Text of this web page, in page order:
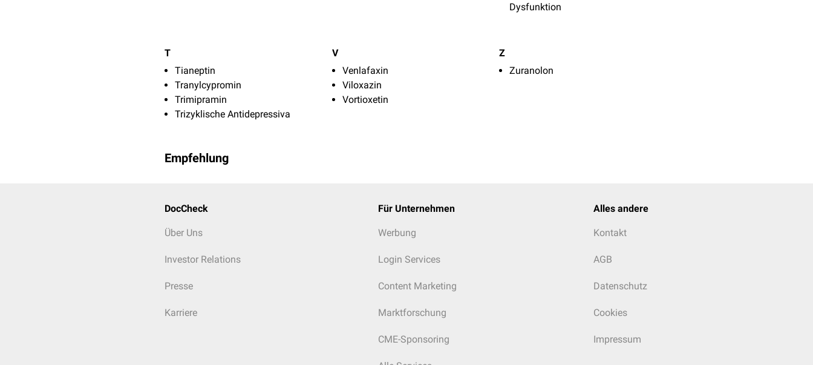
Dysfunktion
T
Tianeptin
Tranylcypromin
Trimipramin
Trizyklische Antidepressiva
V
Venlafaxin
Viloxazin
Vortioxetin
Z
Zuranolon
Empfehlung
DocCheck
Über Uns
Investor Relations
Presse
Karriere
Für Unternehmen
Werbung
Login Services
Content Marketing
Marktforschung
CME-Sponsoring
Alles andere
Kontakt
AGB
Datenschutz
Cookies
Impressum